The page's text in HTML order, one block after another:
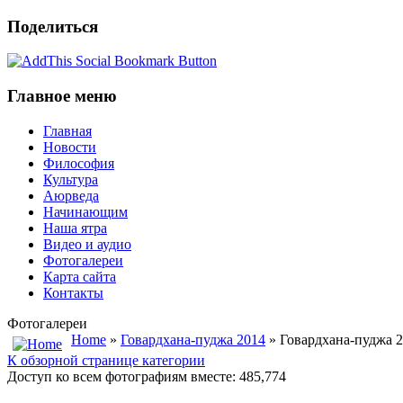
Поделиться
Главное меню
Главная
Новости
Философия
Культура
Аюрведа
Начинающим
Наша ятра
Видео и аудио
Фотогалереи
Карта сайта
Контакты
Фотогалереи
Home » Говардхана-пуджа 2014 » Говардхана-пуджа
К обзорной странице категории
Доступ ко всем фотографиям вместе: 485,774